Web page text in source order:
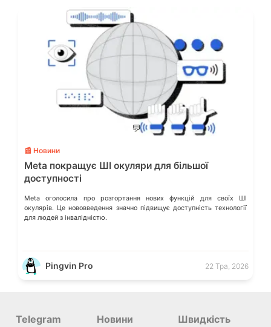
💬
📰 Новини
Meta покращує ШІ окуляри для більшої
доступності
Meta оголосила про розгортання нових функцій для своїх ШІ
окулярів. Це нововведення значно підвищує доступність технології
для людей з інвалідністю.
Pingvin Pro 22 Тра, 2026
Telegram
Новини
Швидкість